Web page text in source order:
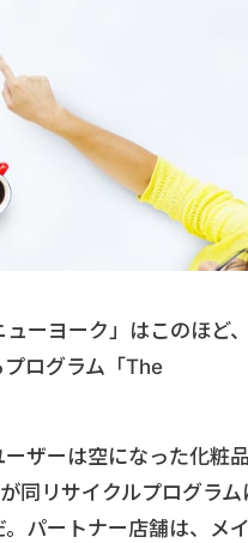
ーヨーク」はこのほど、
ログラム「The
ザーは空になった化粧品
同リサイクルプログラム
パートナー店舗は、メイ